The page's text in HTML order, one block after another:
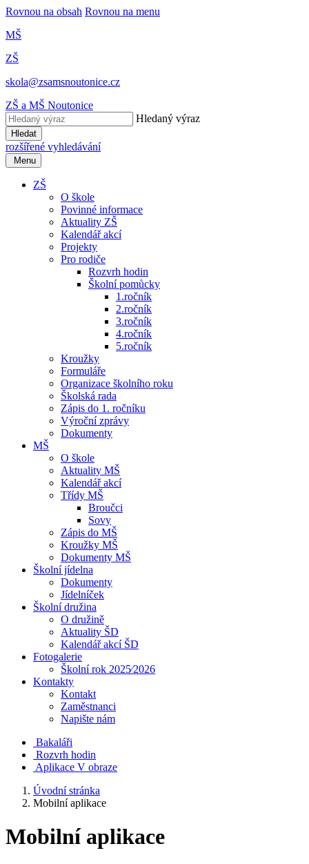
Rovnou na obsah Rovnou na menu
MŠ
ZŠ
skola@zsamsnoutonice.cz
ZŠ a MŠ Noutonice
Hledaný výraz
Hledat
rozšířené vyhledávání
Menu
ZŠ
O škole
Povinné informace
Aktuality ZŠ
Kalendář akcí
Projekty
Pro rodiče
Rozvrh hodin
Školní pomůcky
1.ročník
2.ročník
3.ročník
4.ročník
5.ročník
Kroužky
Formuláře
Organizace školního roku
Školská rada
Zápis do 1. ročníku
Výroční zprávy
Dokumenty
MŠ
O škole
Aktuality MŠ
Kalendář akcí
Třídy MŠ
Broučci
Sovy
Zápis do MŠ
Kroužky MŠ
Dokumenty MŠ
Školní jídelna
Dokumenty
Jídelníček
Školní družina
O družině
Aktuality ŠD
Kalendář akcí ŠD
Fotogalerie
Školní rok 2025⁄2026
Kontakty
Kontakt
Zaměstnanci
Napište nám
Bakaláři
Rozvrh hodin
Aplikace V obraze
Úvodní stránka
Mobilní aplikace
Mobilní aplikace